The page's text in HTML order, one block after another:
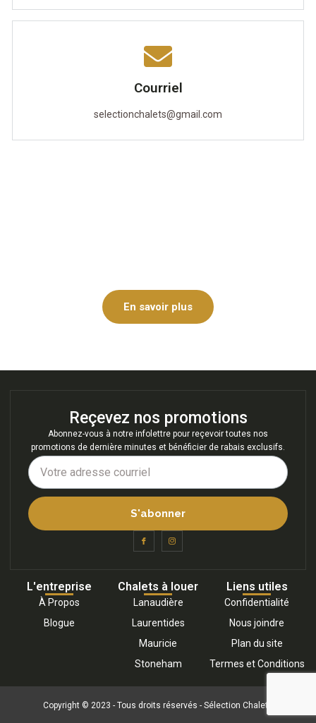
Courriel
selectionchalets@gmail.com
En savoir plus
Reçevez nos promotions
Abonnez-vous à notre infolettre pour reçevoir toutes nos
promotions de dernière minutes et bénéficier de rabais exclusifs.
S'abonner
L'entreprise
À Propos
Blogue
Chalets à louer
Lanaudière
Laurentides
Mauricie
Stoneham
Liens utiles
Confidentialité
Nous joindre
Plan du site
Termes et Conditions
Copyright © 2023 - Tous droits réservés - Sélection Chalets